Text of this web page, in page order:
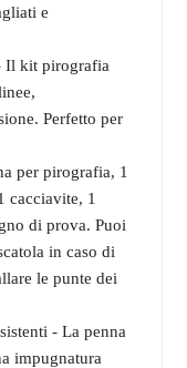
e
Il kit pirografia
Perfetto per
per pirografia, 1
cacciavite, 1
di prova. Puoi
in caso di
le punte dei
- La penna
impugnatura